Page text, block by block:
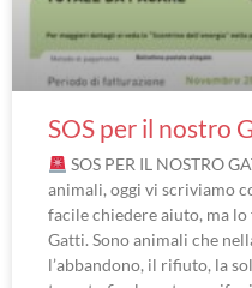
SOS per il nostro
SOS PER IL NOSTRO
animali, oggi vi scriviamo
facile chiedere aiuto, ma
Gatti. Sono animali che
l’abbandono, il rifiuto, la